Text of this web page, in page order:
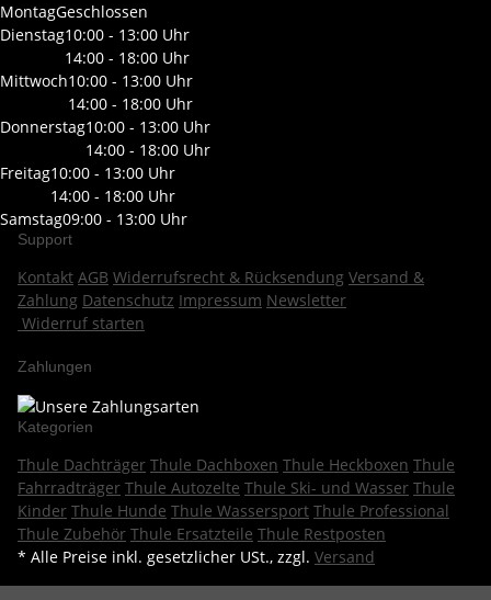
MontagGeschlossen
Dienstag10:00 - 13:00 Uhr
14:00 - 18:00 Uhr
Mittwoch10:00 - 13:00 Uhr
14:00 - 18:00 Uhr
Donnerstag10:00 - 13:00 Uhr
14:00 - 18:00 Uhr
Freitag10:00 - 13:00 Uhr
14:00 - 18:00 Uhr
Samstag09:00 - 13:00 Uhr
Support
Kontakt AGB Widerrufsrecht & Rücksendung Versand &
Zahlung Datenschutz Impressum Newsletter
Widerruf starten
Zahlungen
Kategorien
Thule Dachträger Thule Dachboxen Thule Heckboxen Thule
Fahrradträger Thule Autozelte Thule Ski- und Wasser Thule
Kinder Thule Hunde Thule Wassersport Thule Professional
Thule Zubehör Thule Ersatzteile Thule Restposten
* Alle Preise inkl. gesetzlicher USt., zzgl. Versand